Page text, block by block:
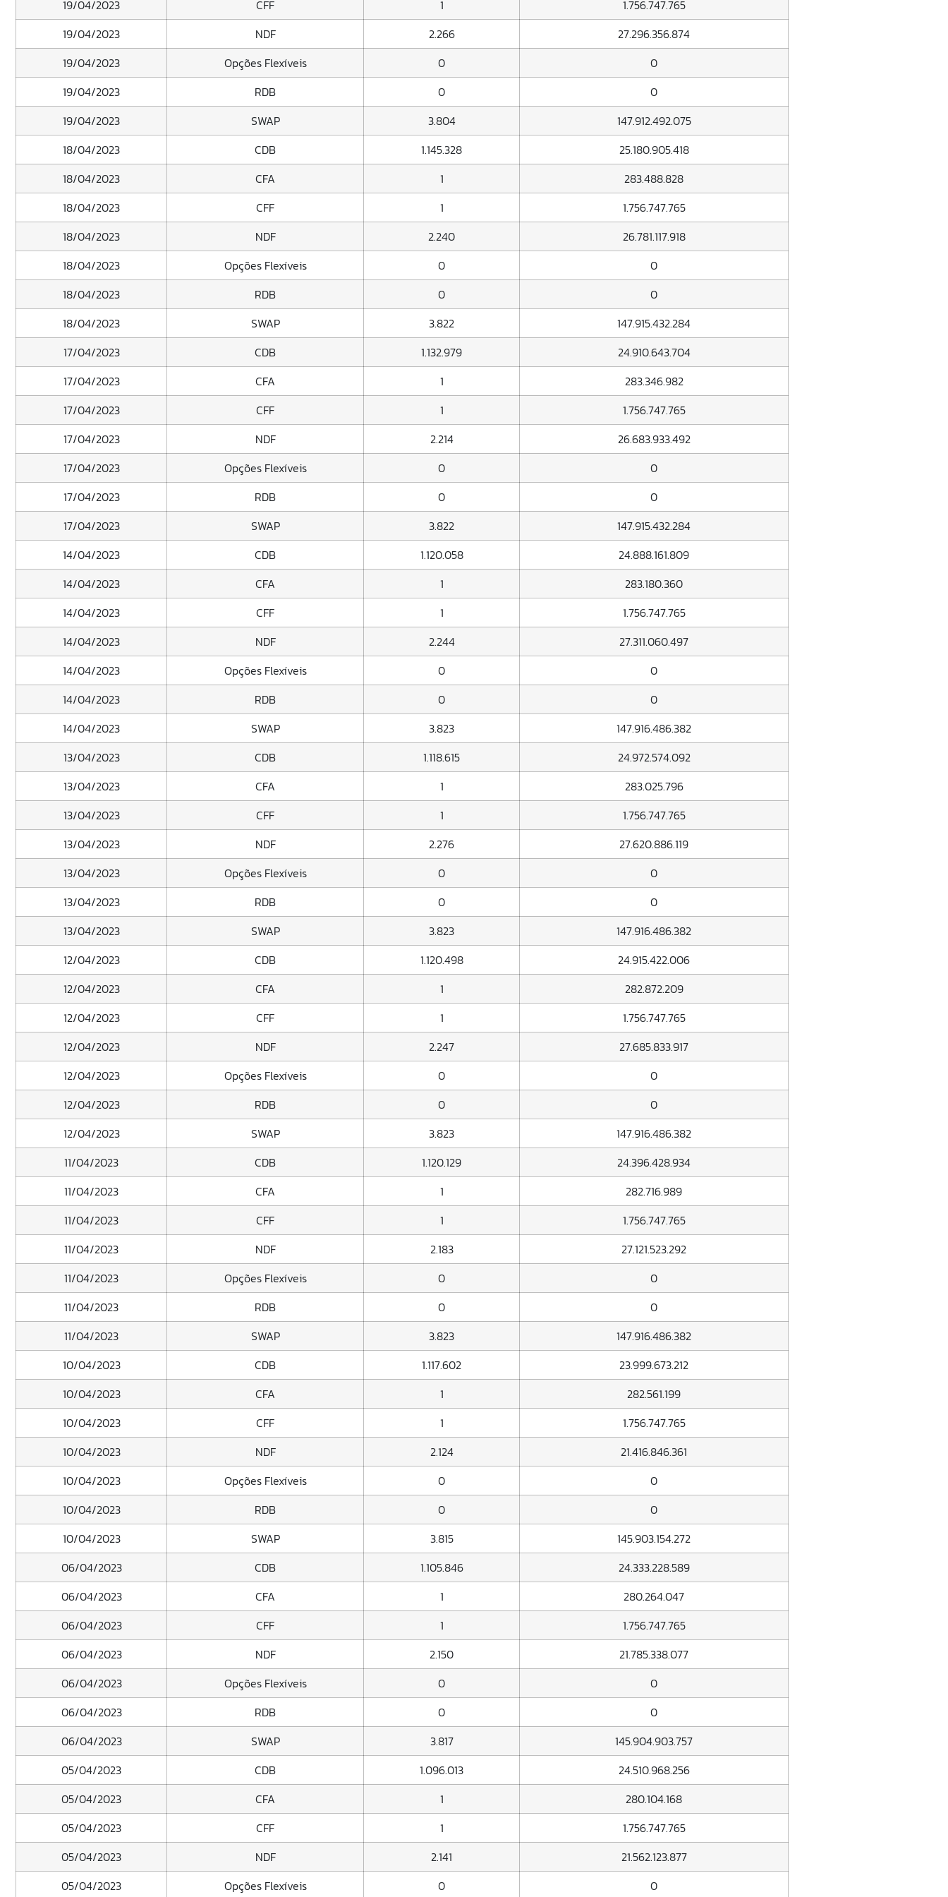
19/04/2023
CFF 1
1.756.747.765
19/04/2023
NDF 2.266
27.296.356.874
19/04/2023
Opções Flexíveis 0
0
19/04/2023
RDB 0
0
19/04/2023
SWAP 3.804
147.912.492.075
18/04/2023
CDB 1.145.328
25.180.905.418
18/04/2023
CFA 1
283.488.828
18/04/2023
CFF 1
1.756.747.765
18/04/2023
NDF 2.240
26.781.117.918
18/04/2023
Opções Flexíveis 0
0
18/04/2023
RDB 0
0
18/04/2023
SWAP 3.822
147.915.432.284
17/04/2023
CDB 1.132.979
24.910.643.704
17/04/2023
CFA 1
283.346.982
17/04/2023
CFF 1
1.756.747.765
17/04/2023
NDF 2.214
26.683.933.492
17/04/2023
Opções Flexíveis 0
0
17/04/2023
RDB 0
0
17/04/2023
SWAP 3.822
147.915.432.284
14/04/2023
CDB 1.120.058
24.888.161.809
14/04/2023
CFA 1
283.180.360
14/04/2023
CFF 1
1.756.747.765
14/04/2023
NDF 2.244
27.311.060.497
14/04/2023
Opções Flexíveis 0
0
14/04/2023
RDB 0
0
14/04/2023
SWAP 3.823
147.916.486.382
13/04/2023
CDB 1.118.615
24.972.574.092
13/04/2023
CFA 1
283.025.796
13/04/2023
CFF 1
1.756.747.765
13/04/2023
NDF 2.276
27.620.886.119
13/04/2023
Opções Flexíveis 0
0
13/04/2023
RDB 0
0
13/04/2023
SWAP 3.823
147.916.486.382
12/04/2023
CDB 1.120.498
24.915.422.006
12/04/2023
CFA 1
282.872.209
12/04/2023
CFF 1
1.756.747.765
12/04/2023
NDF 2.247
27.685.833.917
12/04/2023
Opções Flexíveis 0
0
12/04/2023
RDB 0
0
12/04/2023
SWAP 3.823
147.916.486.382
11/04/2023
CDB 1.120.129
24.396.428.934
11/04/2023
CFA 1
282.716.989
11/04/2023
CFF 1
1.756.747.765
11/04/2023
NDF 2.183
27.121.523.292
11/04/2023
Opções Flexíveis 0
0
11/04/2023
RDB 0
0
11/04/2023
SWAP 3.823
147.916.486.382
10/04/2023
CDB 1.117.602
23.999.673.212
10/04/2023
CFA 1
282.561.199
10/04/2023
CFF 1
1.756.747.765
10/04/2023
NDF 2.124
21.416.846.361
10/04/2023
Opções Flexíveis 0
0
10/04/2023
RDB 0
0
10/04/2023
SWAP 3.815
145.903.154.272
06/04/2023
CDB 1.105.846
24.333.228.589
06/04/2023
CFA 1
280.264.047
06/04/2023
CFF 1
1.756.747.765
06/04/2023
NDF 2.150
21.785.338.077
06/04/2023
Opções Flexíveis 0
0
06/04/2023
RDB 0
0
06/04/2023
SWAP 3.817
145.904.903.757
05/04/2023
CDB 1.096.013
24.510.968.256
05/04/2023
CFA 1
280.104.168
05/04/2023
CFF 1
1.756.747.765
05/04/2023
NDF 2.141
21.562.123.877
05/04/2023
Opções Flexíveis 0 0